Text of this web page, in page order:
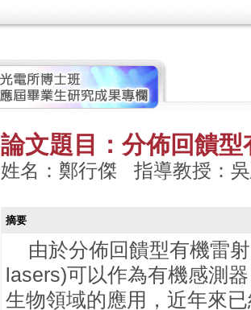
論文題目：分佈回饋
姓名：鄭行傑 指導教授：
摘要
由於分佈回饋型有機雷
lasers)可以作為有機感測
生物領域的應用，近年來